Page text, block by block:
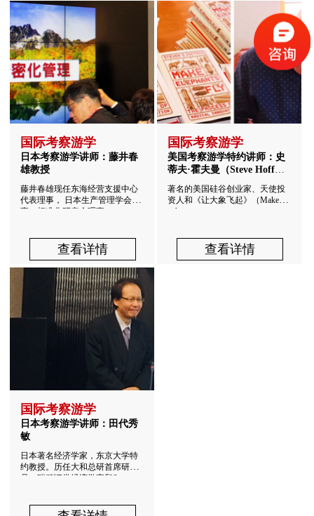
国际考察游学
日本考察游学讲师：藤井春
雄教授
藤井春雄现任东海经营支援中心
代表理事， 日本生产管理学会理
查看详情
国际考察游学
美国考察游学特约讲师：史
蒂夫·霍夫曼（Steve Hoffma
n）
著名的美国硅谷创业家、天使投
资人和《让大象飞起》（Make El
查看详情
国际考察游学
日本考察游学讲师：田代秀
敏
日本著名经济学家，东京大学特
约教授。历任大和总研首席研究
员、瑞穗证券经济学家和S...